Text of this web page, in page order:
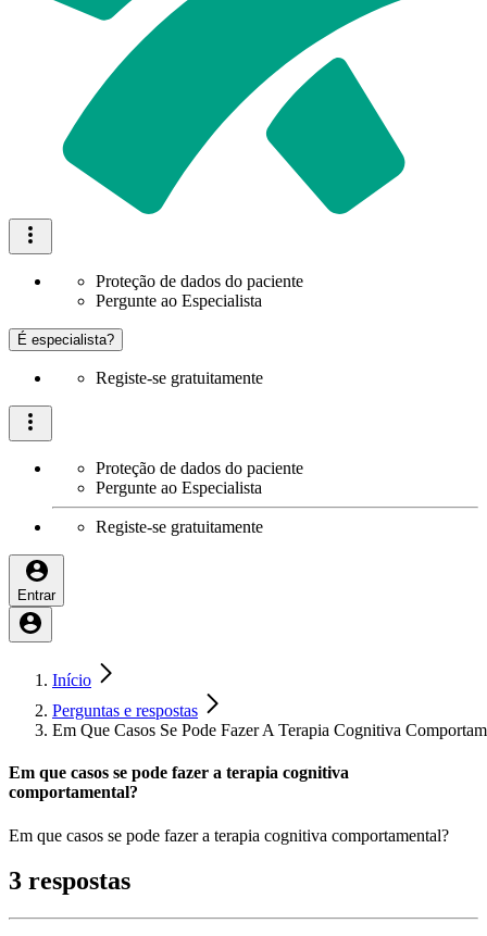
Proteção de dados do paciente
Pergunte ao Especialista
É especialista?
Registe-se gratuitamente
Proteção de dados do paciente
Pergunte ao Especialista
Registe-se gratuitamente
Entrar
Início
Perguntas e respostas
Em Que Casos Se Pode Fazer A Terapia Cognitiva
Em que casos se pode fazer a terapia cognitiva
comportamental?
Em que casos se pode fazer a terapia cognitiva comportamental?
3 respostas